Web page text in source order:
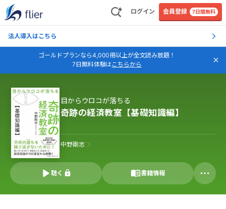
ログイン 会員登録 7日間無料
法人導入はこちら
ゴールドプランなら4,000冊以上が全文読み放題！
7日無料体験はこちらから
目からウロコが落ちる
奇跡の経済教室【基礎知識編】
中野剛志
聴く 書籍情報